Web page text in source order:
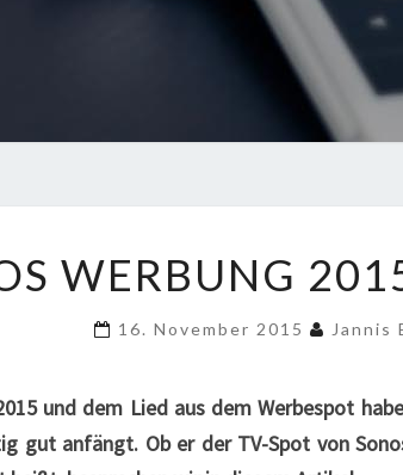
WERBUNG
MIT
WERBUNG
16. November 2015 Jannis
und dem Lied aus dem Werbespot
gut anfängt. Ob er der TV-Spot von